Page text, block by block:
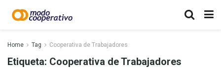
Home Tag Cooperativa de Trabajadores
Etiqueta: Cooperativa de Trabajadores